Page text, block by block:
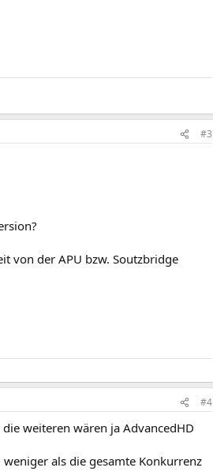
#3
von der APU bzw. Soutzbridge
#4
weiteren wären ja AdvancedHD
als die gesamte Konkurrenz